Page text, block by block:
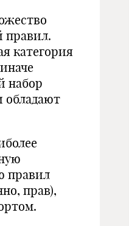
правил.
категория
набор
обладают
правил
прав),